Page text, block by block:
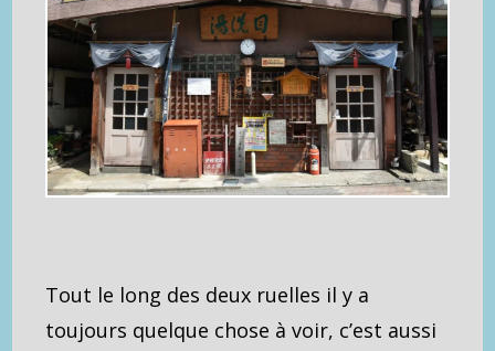
Tout le long des deux ruelles il y a
toujours quelque chose à voir, c’est aussi